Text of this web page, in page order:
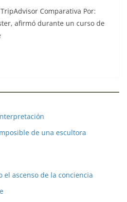
Comparativa Por:
afirmó durante un curso de
de una escultora
el ascenso de la conciencia